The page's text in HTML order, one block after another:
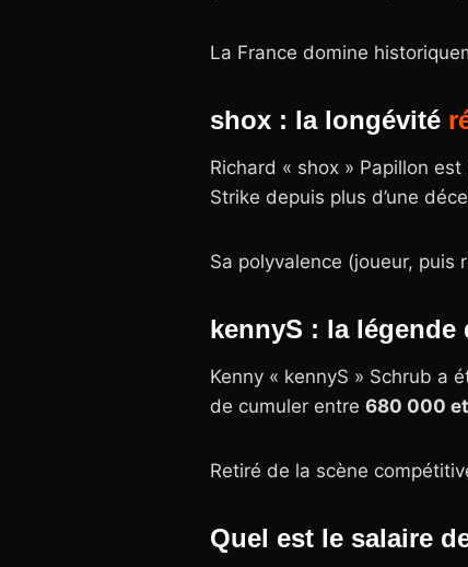
La France domine
shox : la longévité
Richard « shox » Papillon
Strike depuis plus d’une
Sa polyvalence (joueur,
kennyS : la légende
Kenny « kennyS » Schrub a
de cumuler entre 680 000
Retiré de la scène
Quel est le salaire